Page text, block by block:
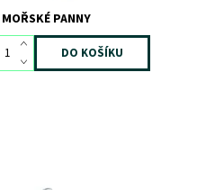
PANNY
8. sérií